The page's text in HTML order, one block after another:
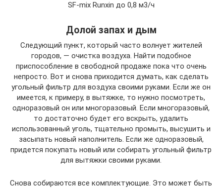
SF-mix Runxin до 0,8 м3/ч
Долой запах и дым
Следующий пункт, который часто волнует жителей
городов, — очистка воздуха. Найти подобное
приспособление в свободной продаже пока что очень
непросто. Вот и снова приходится думать, как сделать
угольный фильтр для воздуха своими руками. Если же он
имеется, к примеру, в вытяжке, то нужно посмотреть,
одноразовый он или многоразовый. Если многоразовый,
то достаточно будет его вскрыть, удалить
использованный уголь, тщательно промыть, высушить и
засыпать новый наполнитель. Если же одноразовый,
придется покупать новый или собирать угольный фильтр
для вытяжки своими руками.
Снова собираются все комплектующие. Это может быть